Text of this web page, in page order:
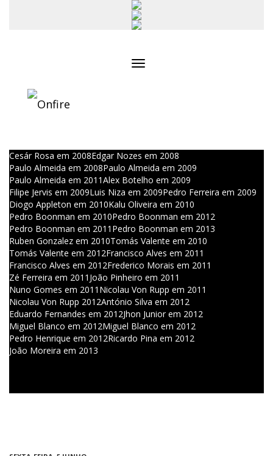
Cesár Rosa em 2008Edgar Nozes em 2008
Paulo Almeida em 2008Paulo Almeida em 2009
Paulo Almeida em 2011Alex Botelho em 2009
Filipe Jervis em 2009Luis Niza em 2009Pedro Ferreira em 2009
Diogo Appleton em 2010Kalu Oliveira em 2010
Pedro Boonman em 2010Pedro Boonman em 2012
Pedro Boonman em 2011 Pedro Boonman em 2013
Ruben Gonzalez em 2010Tomás Valente em 2010
Tomás Valente em 2012Francisco Alves em 2011
Francisco Alves em 2012Frederico Morais em 2011
Zé Ferreira em 2011 João Pinheiro em 2011
Nuno Gomes em 2011 Nicolau Von Rupp em 2011
Nicolau Von Rupp 2012António Silva em 2012
Eduardo Fernandes em 2012Jhon Junior em 2012
Miguel Blanco em 2012Miguel Blanco em 2012
Pedro Henrique em 2012Ricardo Pina em 2012
João Moreira em 2013